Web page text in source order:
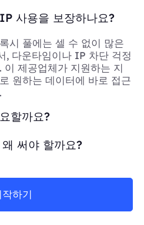
사용을 보장하나요?
시 풀에는 셀 수 없이 많은
, 다운타임이나 IP 차단 걱정
이 제공업체가 지원하는 지
원하는 데이터에 바로 접근
할까요?
써야 할까요?
하기